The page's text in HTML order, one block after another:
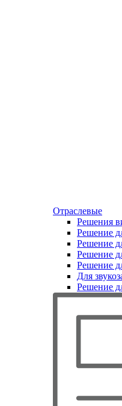
Отраслевые
Решения
Решение
Решение
Решение
Решение
Для
Решение